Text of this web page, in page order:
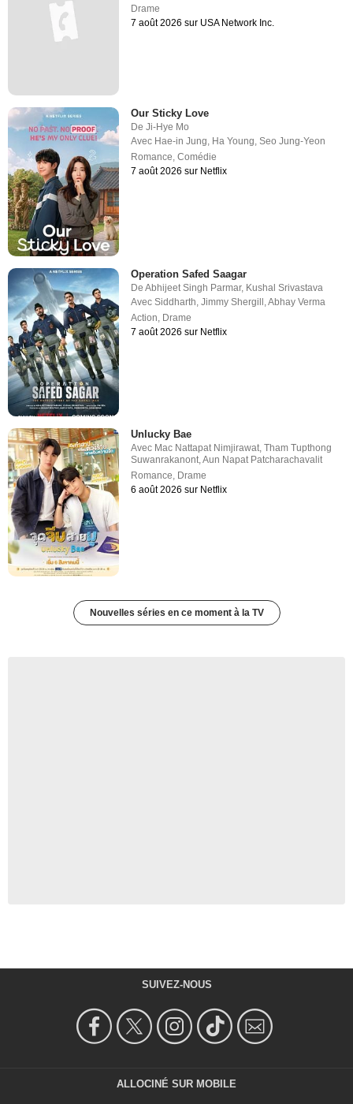
Drame
7 août 2026 sur USA Network Inc.
Our Sticky Love
DeJi-Hye Mo
Avec Hae-in Jung, Ha Young,Seo Jung-Yeon
Romance,Comédie
7 août 2026 sur Netflix
Operation Safed Saagar
DeAbhijeet Singh Parmar, Kushal Srivastava
AvecSiddharth ,Jimmy Shergill ,Abhay Verma
Action Drame
7 août 2026 sur Netflix
Unlucky Bae
Avec Mac Nattapat Nimjirawat,Tham Tupthong
Suwanrakanont,Aun Napat Patcharachavalit
Romance, Drame
6 août 2026 sur Netflix
Nouvelles séries en ce moment à la TV
SUIVEZ-NOUS
ALLOCINÉ SUR MOBILE